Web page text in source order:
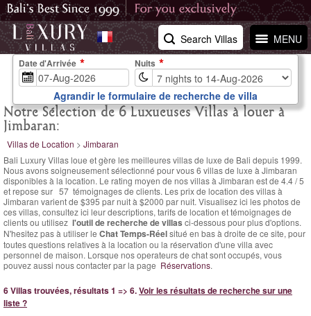
MENU
Search Villas
Notre Sélection de 6 Luxueuses Villas à louer à
Jimbaran:
Villas de Location > Jimbaran
Bali Luxury Villas loue et gère les meilleures villas de luxe de Bali depuis 1999.
Nous avons soigneusement sélectionné pour vous 6 villas de luxe à Jimbaran
disponibles à la location. Le rating moyen de nos villas à Jimbaran est de 4.4/5
et repose sur 57 témoignages de clients. Les prix de location des villas à
Jimbaran varientde $395 par nuità $2000 par nuit. Visualisez ici les photos de
ces villas, consultez ici leur descriptions, tarifs de location et témoignages de
clients ou utilisez l'outil de recherche de villas ci-dessous pour plus d'options.
N'hesitez pas à utiliser le Chat Temps-Réelsitué en bas à droite de ce site, pour
toutes questions relatives à la location ou la réservation d'une villa avec
personnel de maison. Lorsque nos operateurs de chat sont occupés, vous
pouvez aussi nous contacter par la page Réservations.
6 Villas trouvées, résultats 1 => 6.Voir les résultats de recherche sur une
liste ?
Date d'Arrivée Nuits
Agrandir le formulaire de recherche de villa